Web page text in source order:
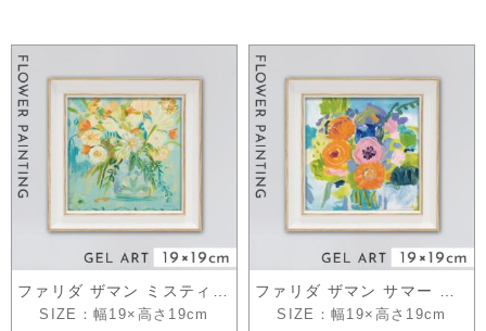
SIZE：幅19×高さ19cm SIZE：幅19×高さ19cm